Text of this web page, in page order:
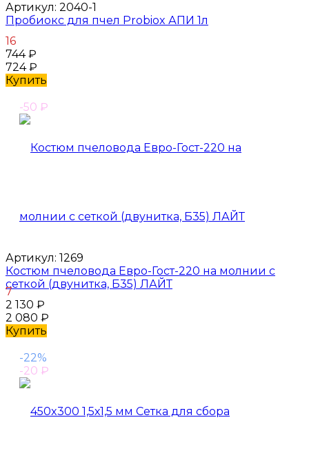
Артикул: 2040-1
Пробиокс для пчел Probiox АПИ 1л
16
744₽
724₽
Купить
-50 ₽
Артикул: 1269
Костюм пчеловода Евро-Гост-220 на молнии с
сеткой (двунитка, Б35) ЛАЙТ
7
2 130 ₽
2 080 ₽
Купить
-22%
-20 ₽